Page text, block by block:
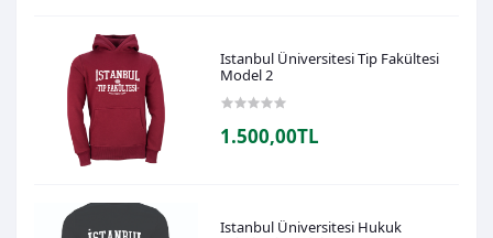
Istanbul Üniversitesi Tip Fakültesi
Model 2
1.500,00TL
Istanbul Üniversitesi Hukuk